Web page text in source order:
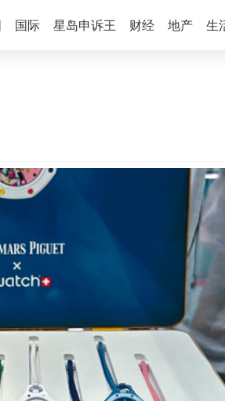
国际 星岛申诉王 财经 地产 生